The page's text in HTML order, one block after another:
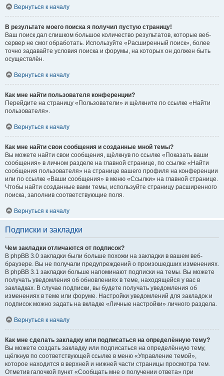
Вернуться к началу
В результате моего поиска я получил пустую страницу!
Ваш поиск дал слишком большое количество результатов, которые веб-
сервер не смог обработать. Используйте «Расширенный поиск», более
точно задавайте условия поиска и форумы, на которых он должен быть
осуществлён.
Вернуться к началу
Как мне найти пользователя конференции?
Перейдите на страницу «Пользователи» и щёлкните по ссылке «Найти
пользователя».
Вернуться к началу
Как мне найти свои сообщения и созданные мной темы?
Вы можете найти свои сообщения, щёлкнув по ссылке «Показать ваши
сообщения» в личном разделе на главной странице, по ссылке «Найти
сообщения пользователя» на странице вашего профиля на конференции
или по ссылке «Ваши сообщения» в меню «Ссылки» на главной странице.
Чтобы найти созданные вами темы, используйте страницу расширенного
поиска, заполнив соответствующие поля.
Вернуться к началу
Подписки и закладки
Чем закладки отличаются от подписок?
В phpBB 3.0 закладки были больше похожи на закладки в вашем веб-
браузере. Вы не получали предупреждений о произошедших изменениях.
В phpBB 3.1 закладки больше напоминают подписки на темы. Вы можете
получать уведомления об обновлениях в теме, находящейся у вас в
закладках. В случае подписки, вы будете получать уведомления об
изменениях в теме или форуме. Настройки уведомлений для закладок и
подписок можно задать на вкладке «Личные настройки» личного раздела.
Вернуться к началу
Как мне сделать закладку или подписаться на определённую тему?
Вы можете создать закладку или подписаться на определённую тему,
щёлкнув по соответствующей ссылке в меню «Управление темой»,
которое находится в верхней и нижней части страницы просмотра тем.
Отметив галочкой пункт «Сообщать мне о получении ответа» при